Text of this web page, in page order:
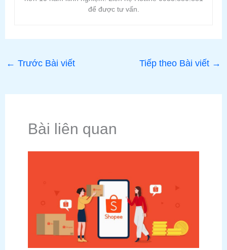
để được tư vấn.
← Trước Bài viết Tiếp theo Bài viết →
Bài liên quan